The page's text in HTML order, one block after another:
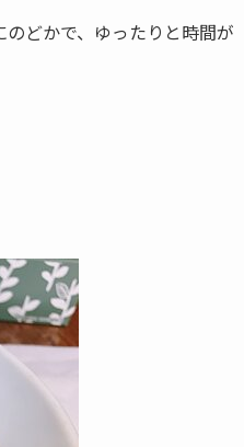
どかで、ゆったりと時間が